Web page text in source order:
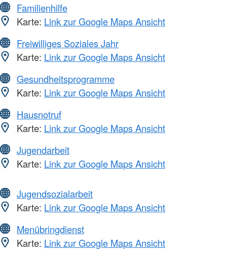
Familienhilfe
Karte: Link zur Google Maps Ansicht
Freiwilliges Soziales Jahr
Karte: Link zur Google Maps Ansicht
Gesundheitsprogramme
Karte: Link zur Google Maps Ansicht
Hausnotruf
Karte: Link zur Google Maps Ansicht
Jugendarbeit
Karte: Link zur Google Maps Ansicht
Jugendsozialarbeit
Karte: Link zur Google Maps Ansicht
Menübringdienst
Karte: Link zur Google Maps Ansicht